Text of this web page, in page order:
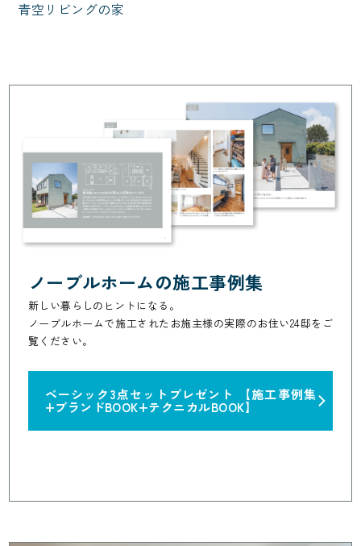
青空リビングの家
ノーブルホームの施工事例集
新しい暮らしのヒントになる。
ノーブルホームで施工されたお施主様の実際のお住い24邸をご
覧ください。
ベーシック3点セットプレゼント 【施工事例集
+ブランドBOOK+テクニカルBOOK】